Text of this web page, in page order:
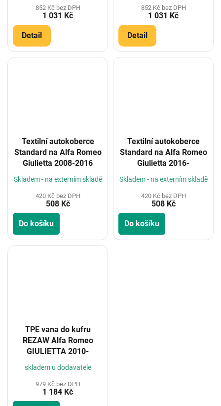
852 Kč bez DPH
1 031 Kč
Detail
852 Kč bez DPH
1 031 Kč
Detail
Textilní autokoberce
Standard na Alfa Romeo
Giulietta 2008-2016
Skladem - na externím skladě
420 Kč bez DPH
508 Kč
Do košíku
Textilní autokoberce
Standard na Alfa Romeo
Giulietta 2016-
Skladem - na externím skladě
420 Kč bez DPH
508 Kč
Do košíku
TPE vana do kufru
REZAW Alfa Romeo
GIULIETTA 2010-
skladem u dodavatele
979 Kč bez DPH
1 184 Kč